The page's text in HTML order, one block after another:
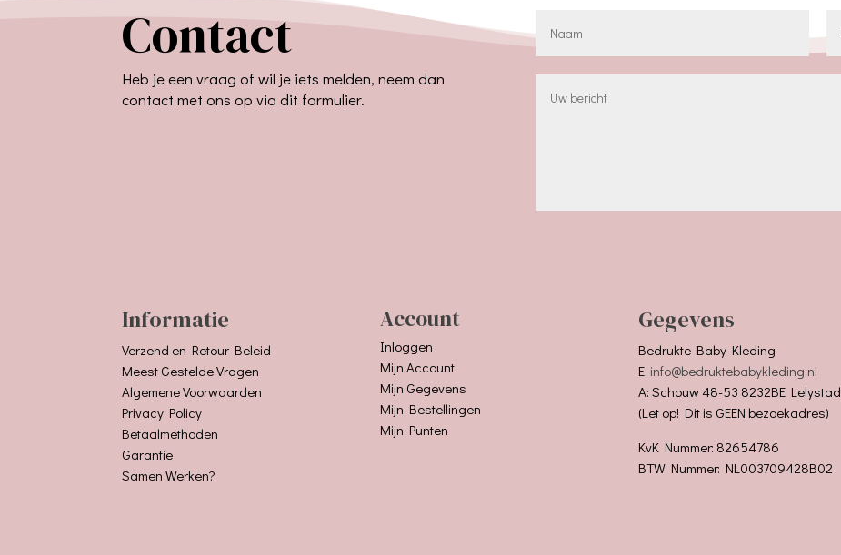
Contact
Heb je een vraag of wil je iets melden, neem dan
contact met ons op via dit formulier.
Informatie
Verzend en Retour Beleid
Meest Gestelde Vragen
Algemene Voorwaarden
Privacy Policy
Betaalmethoden
Garantie
Samen Werken?
Account
Inloggen
Mijn Account
Mijn Gegevens
Mijn Bestellingen
Mijn Punten
Gegevens
Bedrukte Baby Kleding
E: info@bedruktebabykleding.nl
A: Schouw 48-53 8232BE Lelystad
(Let op! Dit is GEEN bezoekadres)
KvK Nummer: 82654786
BTW Nummer: NL003709428B02